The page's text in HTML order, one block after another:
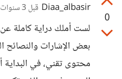
0
Diaa_albasir قبل 3 سنوات
لست أملك دراية كاملة
بعض الإشارات
محتوى تقني، في